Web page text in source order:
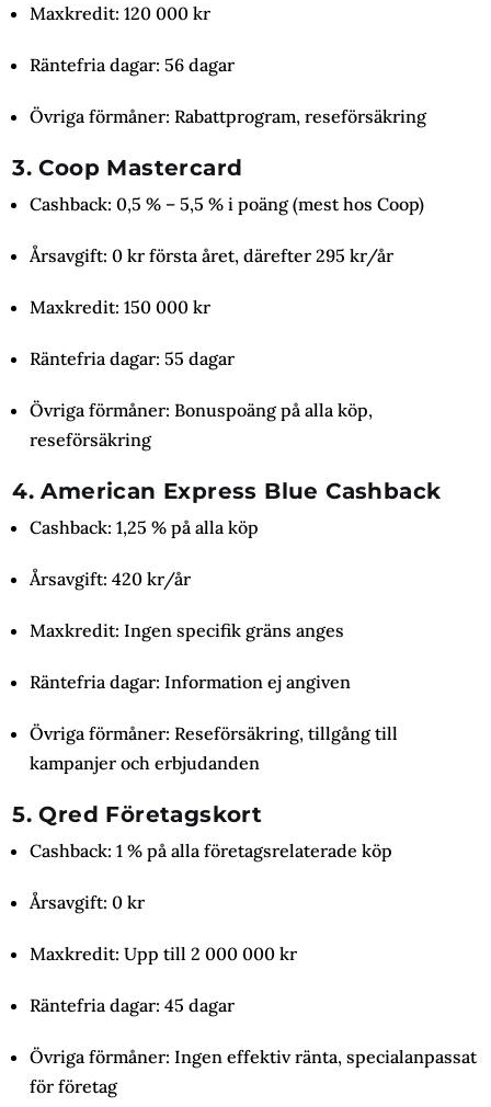
Maxkredit: 120 000 kr
Räntefria dagar: 56 dagar
Övriga förmåner: Rabattprogram, reseförsäkring
3. Coop Mastercard
Cashback: 0,5 % – 5,5 % i poäng (mest hos Coop)
Årsavgift: 0 kr första året, därefter 295 kr/år
Maxkredit: 150 000 kr
Räntefria dagar: 55 dagar
Övriga förmåner: Bonuspoäng på alla köp,
reseförsäkring
4. American Express Blue Cashback
Cashback: 1,25 % på alla köp
Årsavgift: 420 kr/år
Maxkredit: Ingen specifik gräns anges
Räntefria dagar: Information ej angiven
Övriga förmåner: Reseförsäkring, tillgång till
kampanjer och erbjudanden
5. Qred Företagskort
Cashback: 1 % på alla företagsrelaterade köp
Årsavgift: 0 kr
Maxkredit: Upp till 2 000 000 kr
Räntefria dagar: 45 dagar
Övriga förmåner: Ingen effektiv ränta, specialanpassat
för företag